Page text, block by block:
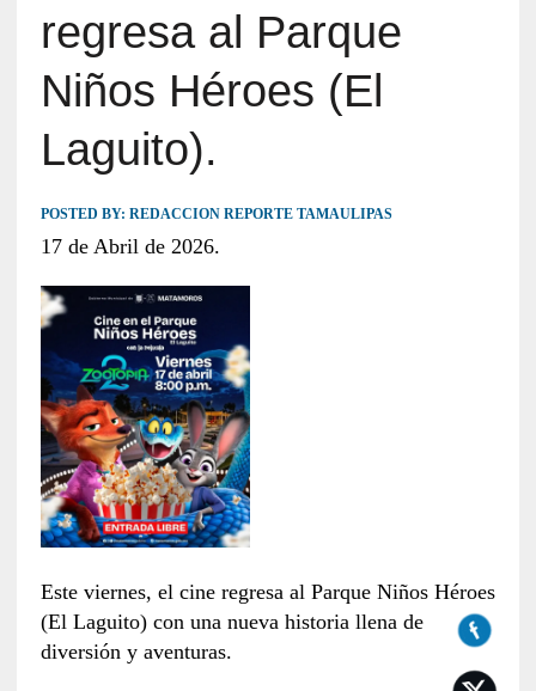
regresa al Parque
Niños Héroes (El
Laguito).
POSTED BY: REDACCION REPORTE TAMAULIPAS
17 de Abril de 2026.
Este viernes, el cine regresa al Parque Niños Héroes
(El Laguito) con una nueva historia llena de
diversión y aventuras.